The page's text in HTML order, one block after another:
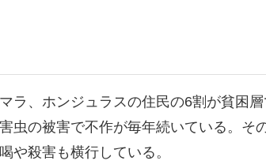
ラ、ホンジュラスの住民の6割が貧困
虫の被害で不作が毎年続いている。そ
や殺害も横行している。